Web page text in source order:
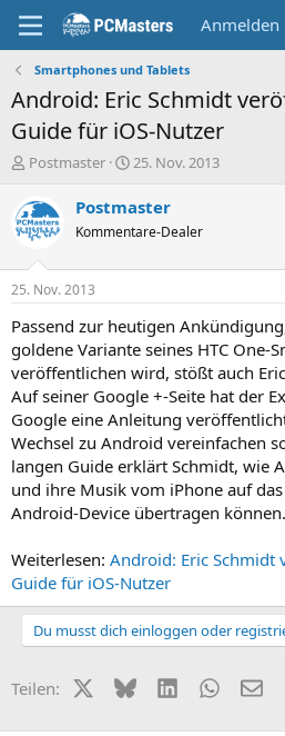
Anmelden
Smartphones und Tablets
Android: Eric Schmidt
Guide für iOS-Nutzer
E
s
t
e
e
r
Postmaster
E
s
e
t
a
25. Nov. 2013
Postmaster
Kommentare-Dealer
25. Nov. 2013
Passend zur heutigen
goldene Variante seines HTC One-
veröffentlichen wird, stößt auch
Auf seiner Google +-Seite hat der
Google eine Anleitung
Wechsel zu Android vereinfachen
langen Guide erklärt Schmidt, wie
und ihre Musik vom iPhone auf
Android-Device übertragen können.
Weiterlesen: Android: Eric Schmidt
Guide für iOS-Nutzer
Du musst dich einloggen oder
Teilen: X (Twitter)
BlueskyLinkedIn E-